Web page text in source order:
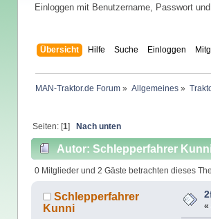
Einloggen mit Benutzername, Passwort
Übersicht Hilfe Suche Einloggen
MAN-Traktor.de Forum » Allgemeines »
Seiten: [1] Nach unten
Autor: Schlepperfahrer
0 Mitglieder und 2 Gäste betrachten dieses
Schlepperfahrer
Kunni
«